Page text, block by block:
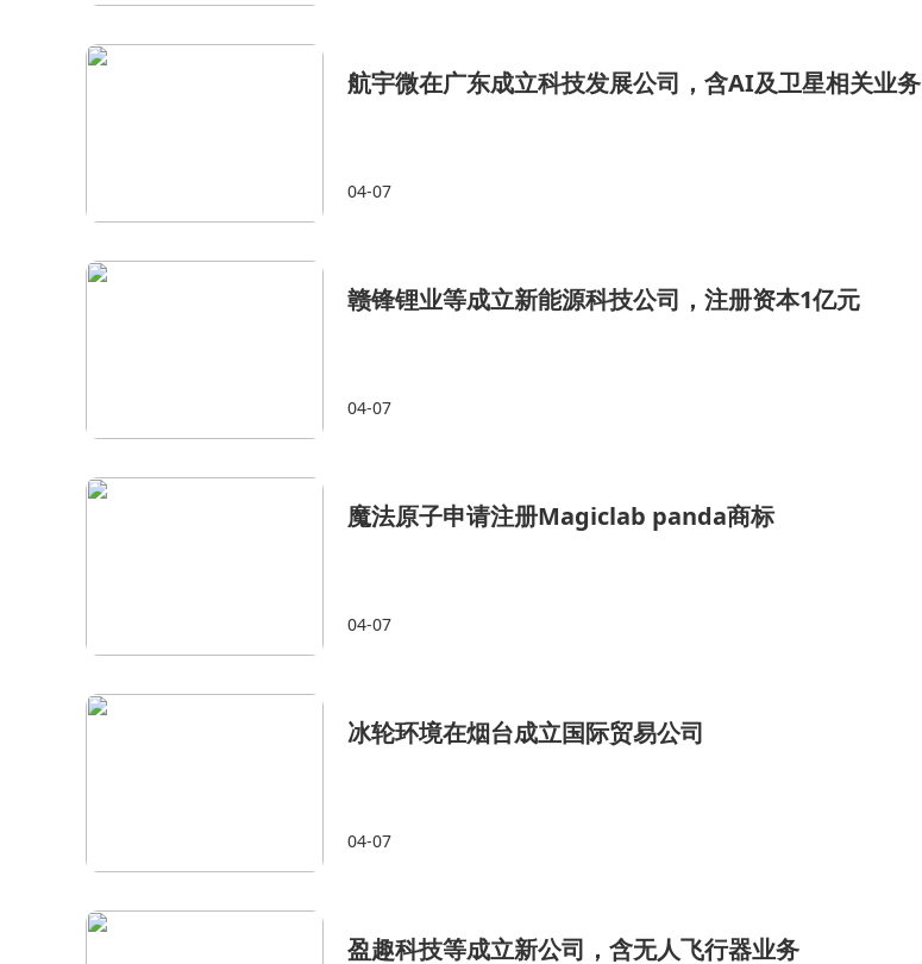
航宇微在广东成立科技发展公司，含AI及卫星相关业务
04-07
赣锋锂业等成立新能源科技公司，注册资本1亿元
04-07
魔法原子申请注册Magiclab panda商标
04-07
冰轮环境在烟台成立国际贸易公司
04-07
盈趣科技等成立新公司，含无人飞行器业务